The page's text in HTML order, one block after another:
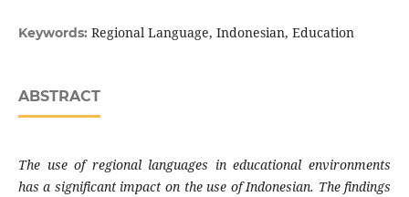
Keywords: Regional Language, Indonesian, Education
ABSTRACT
The use of regional languages ​​in educational environments
has a significant impact on the use of Indonesian. The findings